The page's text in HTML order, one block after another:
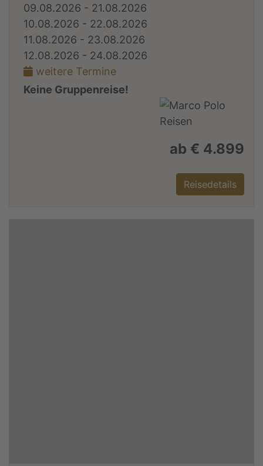
09.08.2026 - 21.08.2026
10.08.2026 - 22.08.2026
11.08.2026 - 23.08.2026
12.08.2026 - 24.08.2026
weitere Termine
Keine Gruppenreise!
ab € 4.899
Reisedetails